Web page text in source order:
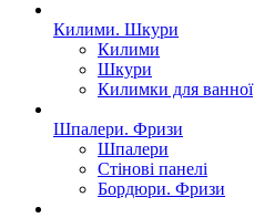
Килими. Шкури
Килими
Шкури
Килимки для ванної
Шпалери. Фризи
Шпалери
Стінові панелі
Бордюри. Фризи